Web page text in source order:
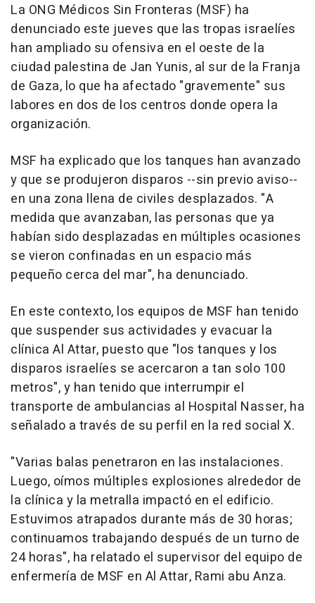
La ONG Médicos Sin Fronteras (MSF) ha
denunciado este jueves que las tropas israelíes
han ampliado su ofensiva en el oeste de la
ciudad palestina de Jan Yunis, al sur de la Franja
de Gaza, lo que ha afectado "gravemente" sus
labores en dos de los centros donde opera la
organización.
MSF ha explicado que los tanques han avanzado
y que se produjeron disparos --sin previo aviso--
en una zona llena de civiles desplazados. "A
medida que avanzaban, las personas que ya
habían sido desplazadas en múltiples ocasiones
se vieron confinadas en un espacio más
pequeño cerca del mar", ha denunciado.
En este contexto, los equipos de MSF han tenido
que suspender sus actividades y evacuar la
clínica Al Attar, puesto que "los tanques y los
disparos israelíes se acercaron a tan solo 100
metros", y han tenido que interrumpir el
transporte de ambulancias al Hospital Nasser, ha
señalado a través de su perfil en la red social X.
"Varias balas penetraron en las instalaciones.
Luego, oímos múltiples explosiones alrededor de
la clínica y la metralla impactó en el edificio.
Estuvimos atrapados durante más de 30 horas;
continuamos trabajando después de un turno de
24 horas", ha relatado el supervisor del equipo de
enfermería de MSF en Al Attar, Rami abu Anza.